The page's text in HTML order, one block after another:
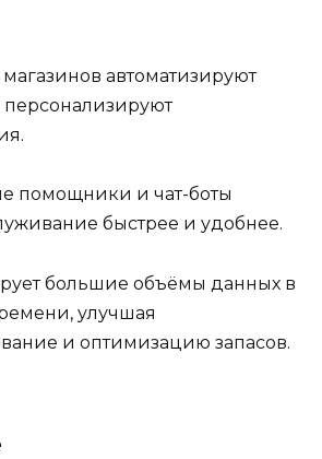
автоматизируют
помощники и чат-боты
быстрее и удобнее.
большие объёмы данных в
улучшая
и оптимизацию запасов.